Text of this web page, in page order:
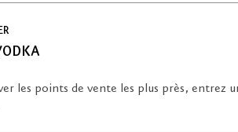
les points de vente les plus près, entrez